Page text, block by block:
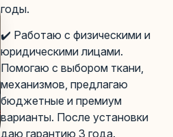
годы.
✔️ Работаю с физическими и
юридическими лицами.
Помогаю с выбором ткани,
механизмов, предлагаю
бюджетные и премиум
варианты. После установки
даю гарантию 3 года.